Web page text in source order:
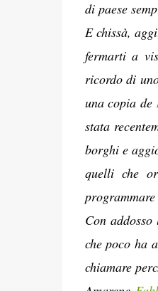
di paese
E chissà,
fermarti a
ricordo di
una copia de
stata
borghi e
quelli che
Con
che poco ha
chiamare